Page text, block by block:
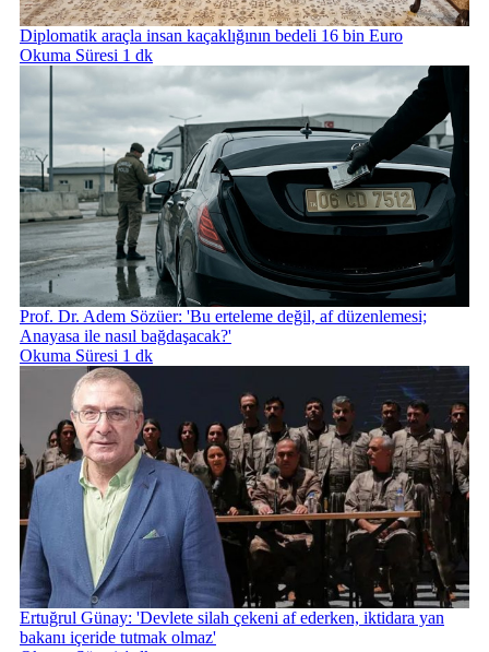
Diplomatik araçla insan kaçaklığının bedeli 16 bin Euro
Okuma Süresi 1 dk
Prof. Dr. Adem Sözüer: 'Bu erteleme değil, af düzenlemesi;
Anayasa ile nasıl bağdaşacak?'
Okuma Süresi 1 dk
Ertuğrul Günay: 'Devlete silah çekeni af ederken, iktidara yan
bakanı içeride tutmak olmaz'